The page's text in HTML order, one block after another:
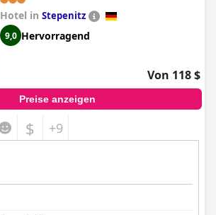
Hotel in Stepenitz
9,0 Hervorragend
Von 118 $
Preise anzeigen
$ +9